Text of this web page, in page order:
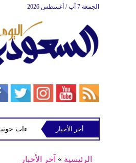
الجمعة 7 آب / أغسطس 2026
أخر الأخبار
الرئيسية » آخر الأخبار